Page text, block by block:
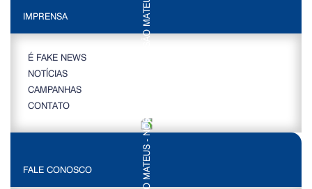
IMPRENSA
É FAKE NEWS
NOTÍCIAS
CAMPANHAS
CONTATO
FALE CONOSCO